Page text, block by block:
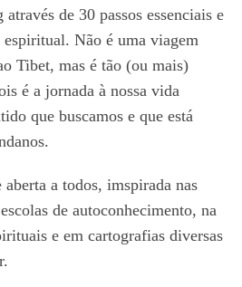
de 30 passos essenciais e
Não é uma viagem
Tibet, mas é tão (ou mais)
é a jornada à nossa vida
que buscamos e que está
a todos, imspirada nas
de autoconhecimento, na
e em cartografias diversas